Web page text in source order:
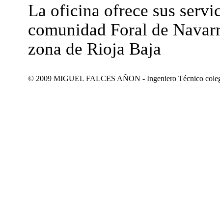
La oficina ofrece sus
comunidad Foral de
zona de Rioja Baja
© 2009 MIGUEL FALCES AÑON - Ingeniero Técnico